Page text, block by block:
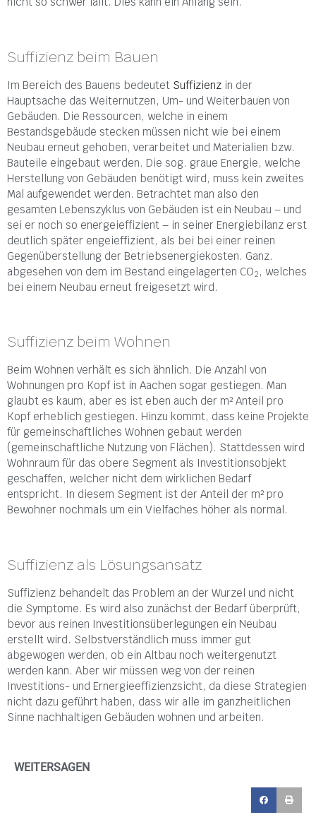
Suffizienz beim Bauen
Im Bereich des Bauens bedeutet Suffizienz in der
Hauptsache das Weiternutzen, Um- und Weiterbauen von
Gebäuden. Die Ressourcen, welche in einem
Bestandsgebäude stecken müssen nicht wie bei einem
Neubau erneut gehoben, verarbeitet und Materialien bzw.
Bauteile eingebaut werden. Die sog. graue Energie, welche
Herstellung von Gebäuden benötigt wird, muss kein zweites
Mal aufgewendet werden. Betrachtet man also den
gesamten Lebenszyklus von Gebäuden ist ein Neubau – und
sei er noch so energeieffizient – in seiner Energiebilanz erst
deutlich später engeieffizient, als bei bei einer reinen
Gegenüberstellung der Betriebsenergiekosten. Ganz.
abgesehen von dem im Bestand eingelagerten CO2 , welches
bei einem Neubau erneut freigesetzt wird.
Suffizienz beim Wohnen
Beim Wohnen verhält es sich ähnlich. Die Anzahl von
Wohnungen pro Kopf ist in Aachen sogar gestiegen. Man
glaubt es kaum, aber es ist eben auch der m² Anteil pro
Kopf erheblich gestiegen. Hinzu kommt, dass keine Projekte
für gemeinschaftliches Wohnen gebaut werden
(gemeinschaftliche Nutzung von Flächen). Stattdessen wird
Wohnraum für das obere Segment als Investitionsobjekt
geschaffen, welcher nicht dem wirklichen Bedarf
entspricht. In diesem Segment ist der Anteil der m² pro
Bewohner nochmals um ein Vielfaches höher als normal.
Suffizienz als Lösungsansatz
Suffizienz behandelt das Problem an der Wurzel und nicht
die Symptome. Es wird also zunächst der Bedarf überprüft,
bevor aus reinen Investitionsüberlegungen ein Neubau
erstellt wird. Selbstverständlich muss immer gut
abgewogen werden, ob ein Altbau noch weitergenutzt
werden kann. Aber wir müssen weg von der reinen
Investitions- und Ernergieeffizienzsicht, da diese Strategien
nicht dazu geführt haben, dass wir alle im ganzheitlichen
Sinne nachhaltigen Gebäuden wohnen und arbeiten.
WEITERSAGEN